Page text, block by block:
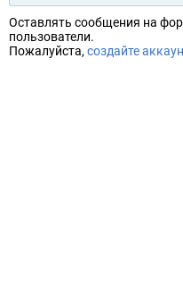
Оставлять сообщения на
пользователи.
Пожалуйста, создайте